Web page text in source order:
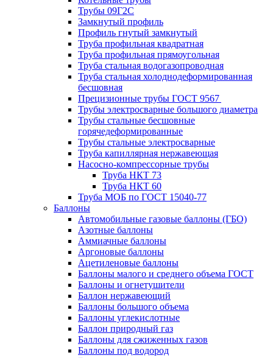
Трубы 09Г2С
Замкнутый профиль
Профиль гнутый замкнутый
Труба профильная квадратная
Труба профильная прямоугольная
Труба стальная водогазопроводная
Труба стальная холоднодеформированная
бесшовная
Прецизионные трубы ГОСТ 9567
Трубы электросварные большого диаметра
Трубы стальные бесшовные
горячедеформированные
Трубы стальные электросварные
Труба капиллярная нержавеющая
Насосно-компрессорные трубы
Труба НКТ 73
Труба НКТ 60
Труба МОБ по ГОСТ 15040-77
Баллоны
Автомобильные газовые баллоны (ГБО)
Азотные баллоны
Аммиачные баллоны
Аргоновые баллоны
Ацетиленовые баллоны
Баллоны малого и среднего объема ГОСТ
Баллоны и огнетушители
Баллон нержавеющий
Баллоны большого объема
Баллоны углекислотные
Баллон природный газ
Баллоны для сжиженных газов
Баллоны под водород